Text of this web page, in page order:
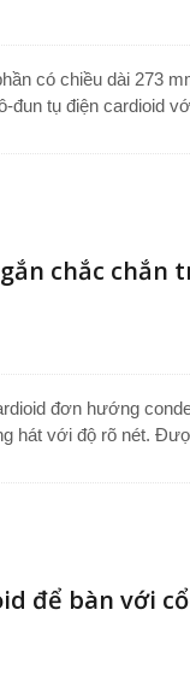
có chiều dài 273
đun tụ điện cardioid
nghị, bục phát biểu,
chắc
đơn hướng
hát với độ rõ nét.
ồn xung quanh.
để bàn với cổ